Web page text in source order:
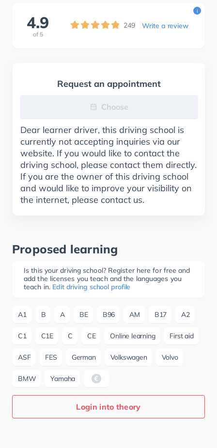
4.9
of 5
249 Write a review
i
Request an appointment
Choose
Dear learner driver, this driving school is
currently not accepting inquiries via our
website. If you would like to contact the
driving school, please contact them directly.
If you are the owner of this driving school
and would like to improve your visibility on
the internet, please contact us.
Proposed learning
Is this your driving school? Register here for free and
add the licenses you teach and the languages you
teach in. Edit driving school profile
A1 B A BE B96 AM B17 A2
C1 C1E C CE Online learning First aid
ASF FES German Volkswagen Volvo
BMW Yamaha
Login into theory